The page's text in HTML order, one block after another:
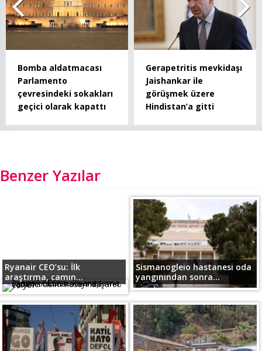
Bomba aldatmacası
Parlamento
çevresindeki sokakları
geçici olarak kapattı
Gerapetritis mevkidaşı
Jaishankar ile
görüşmek üzere
Hindistan’a gitti
Benzer Yazılar
Ryanair CEO’su: İlk
araştırma, camın...
Sismanogleio hastanesi oda
yangınından sonra...